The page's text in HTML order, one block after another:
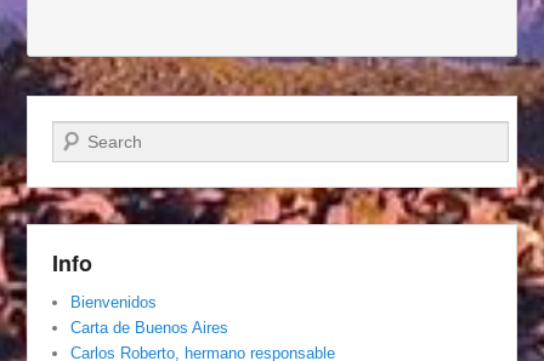
Buscar
Info
Bienvenidos
Carta de Buenos Aires
Carlos Roberto, hermano responsable